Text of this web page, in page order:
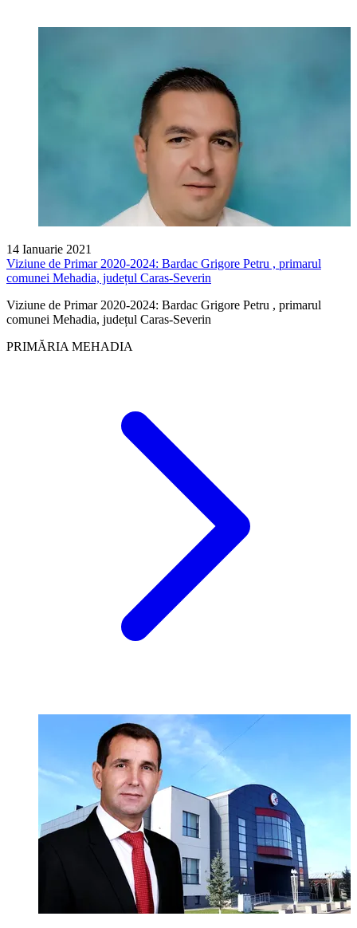
14 Ianuarie 2021
Viziune de Primar 2020-2024: Bardac Grigore Petru , primarul
comunei Mehadia, județul Caras-Severin
Viziune de Primar 2020-2024: Bardac Grigore Petru , primarul
comunei Mehadia, județul Caras-Severin
PRIMĂRIA MEHADIA